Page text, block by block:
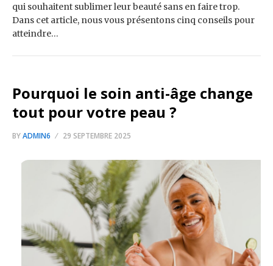
qui souhaitent sublimer leur beauté sans en faire trop.
Dans cet article, nous vous présentons cinq conseils pour
atteindre…
Pourquoi le soin anti-âge change
tout pour votre peau ?
BYADMIN6 29 SEPTEMBRE 2025